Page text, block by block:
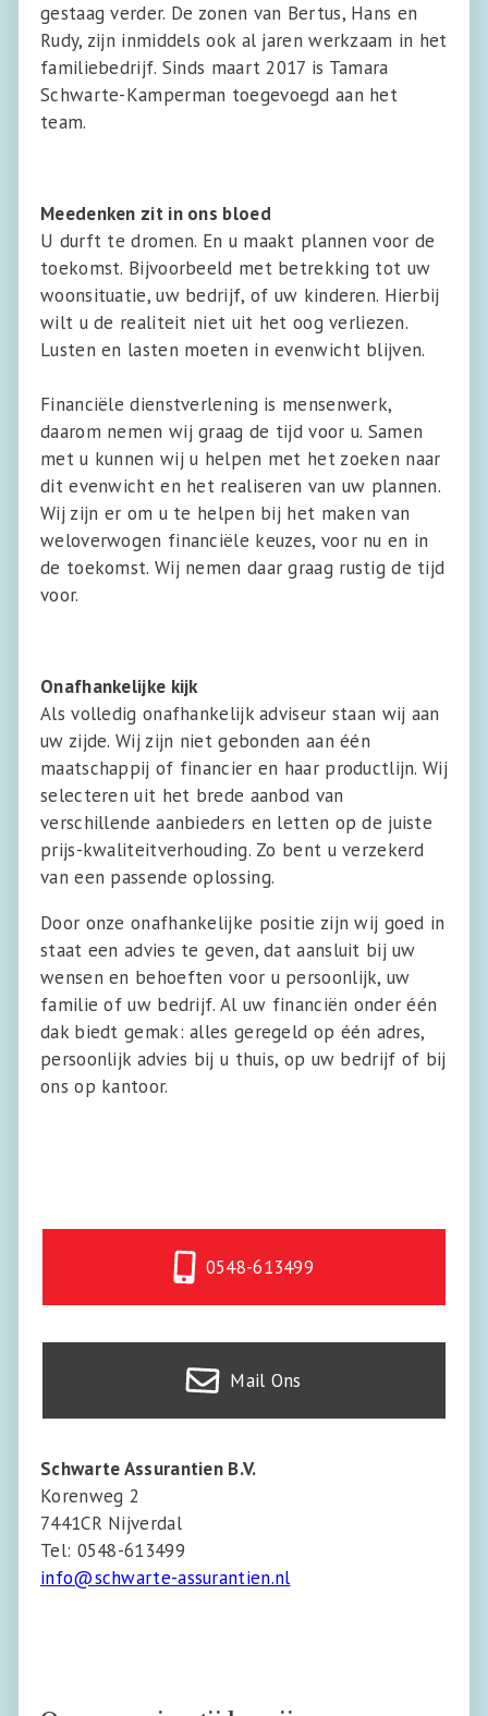
gestaag verder. De zonen van Bertus, Hans en
Rudy, zijn inmiddels ook al jaren werkzaam in het
familiebedrijf. Sinds maart 2017 is Tamara
Schwarte-Kamperman toegevoegd aan het
team.
Meedenken zit in ons bloed
U durft te dromen. En u maakt plannen voor de
toekomst. Bijvoorbeeld met betrekking tot uw
woonsituatie, uw bedrijf, of uw kinderen. Hierbij
wilt u de realiteit niet uit het oog verliezen.
Lusten en lasten moeten in evenwicht blijven.
Financiële dienstverlening is mensenwerk,
daarom nemen wij graag de tijd voor u. Samen
met u kunnen wij u helpen met het zoeken naar
dit evenwicht en het realiseren van uw plannen.
Wij zijn er om u te helpen bij het maken van
weloverwogen financiële keuzes, voor nu en in
de toekomst. Wij nemen daar graag rustig de tijd
voor.
Onafhankelijke kijk
Als volledig onafhankelijk adviseur staan wij aan
uw zijde. Wij zijn niet gebonden aan één
maatschappij of financier en haar productlijn. Wij
selecteren uit het brede aanbod van
verschillende aanbieders en letten op de juiste
prijs-kwaliteitverhouding. Zo bent u verzekerd
van een passende oplossing.
Door onze onafhankelijke positie zijn wij goed in
staat een advies te geven, dat aansluit bij uw
wensen en behoeften voor u persoonlijk, uw
familie of uw bedrijf. Al uw financiën onder één
dak biedt gemak: alles geregeld op één adres,
persoonlijk advies bij u thuis, op uw bedrijf of bij
ons op kantoor.
0548-613499
Mail Ons
Schwarte Assurantien B.V.
Korenweg 2
7441CR Nijverdal
Tel: 0548-613499
info@schwarte-assurantien.nl